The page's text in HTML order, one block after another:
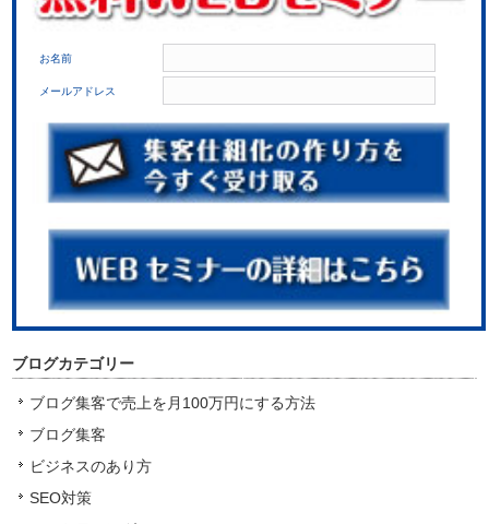
お名前
メールアドレス
ブログカテゴリー
ブログ集客で売上を月100万円にする方法
ブログ集客
ビジネスのあり方
SEO対策